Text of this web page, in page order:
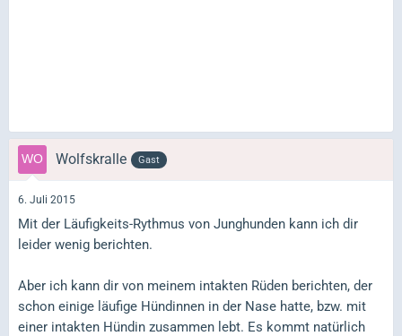
Wolfskralle Gast
6. Juli 2015
Mit der Läufigkeits-Rythmus von Junghunden kann ich dir
leider wenig berichten.
Aber ich kann dir von meinem intakten Rüden berichten, der
schon einige läufige Hündinnen in der Nase hatte, bzw. mit
einer intakten Hündin zusammen lebt. Es kommt natürlich